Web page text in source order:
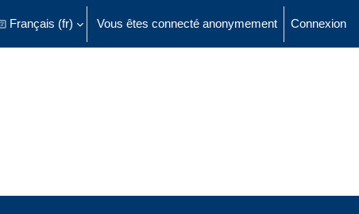
la saisie de recherche
Français ‎(fr)‎ Vous êtes connecté anonymement Connexion